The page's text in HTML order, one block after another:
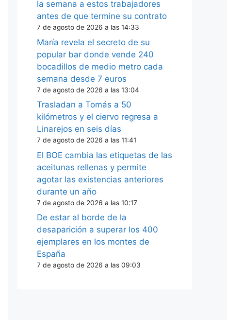
la semana a estos trabajadores
antes de que termine su contrato
7 de agosto de 2026 a las 14:33
María revela el secreto de su
popular bar donde vende 240
bocadillos de medio metro cada
semana desde 7 euros
7 de agosto de 2026 a las 13:04
Trasladan a Tomás a 50
kilómetros y el ciervo regresa a
Linarejos en seis días
7 de agosto de 2026 a las 11:41
El BOE cambia las etiquetas de las
aceitunas rellenas y permite
agotar las existencias anteriores
durante un año
7 de agosto de 2026 a las 10:17
De estar al borde de la
desaparición a superar los 400
ejemplares en los montes de
España
7 de agosto de 2026 a las 09:03